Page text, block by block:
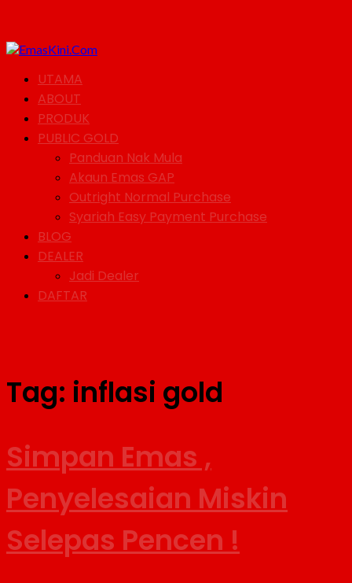
UTAMA
ABOUT
PRODUK
PUBLIC GOLD
Panduan Nak Mula
Akaun Emas GAP
Outright Normal Purchase
Syariah Easy Payment Purchase
BLOG
DEALER
Jadi Dealer
DAFTAR
Tag: inflasi gold
Simpan Emas ,
Penyelesaian Miskin
Selepas Pencen !